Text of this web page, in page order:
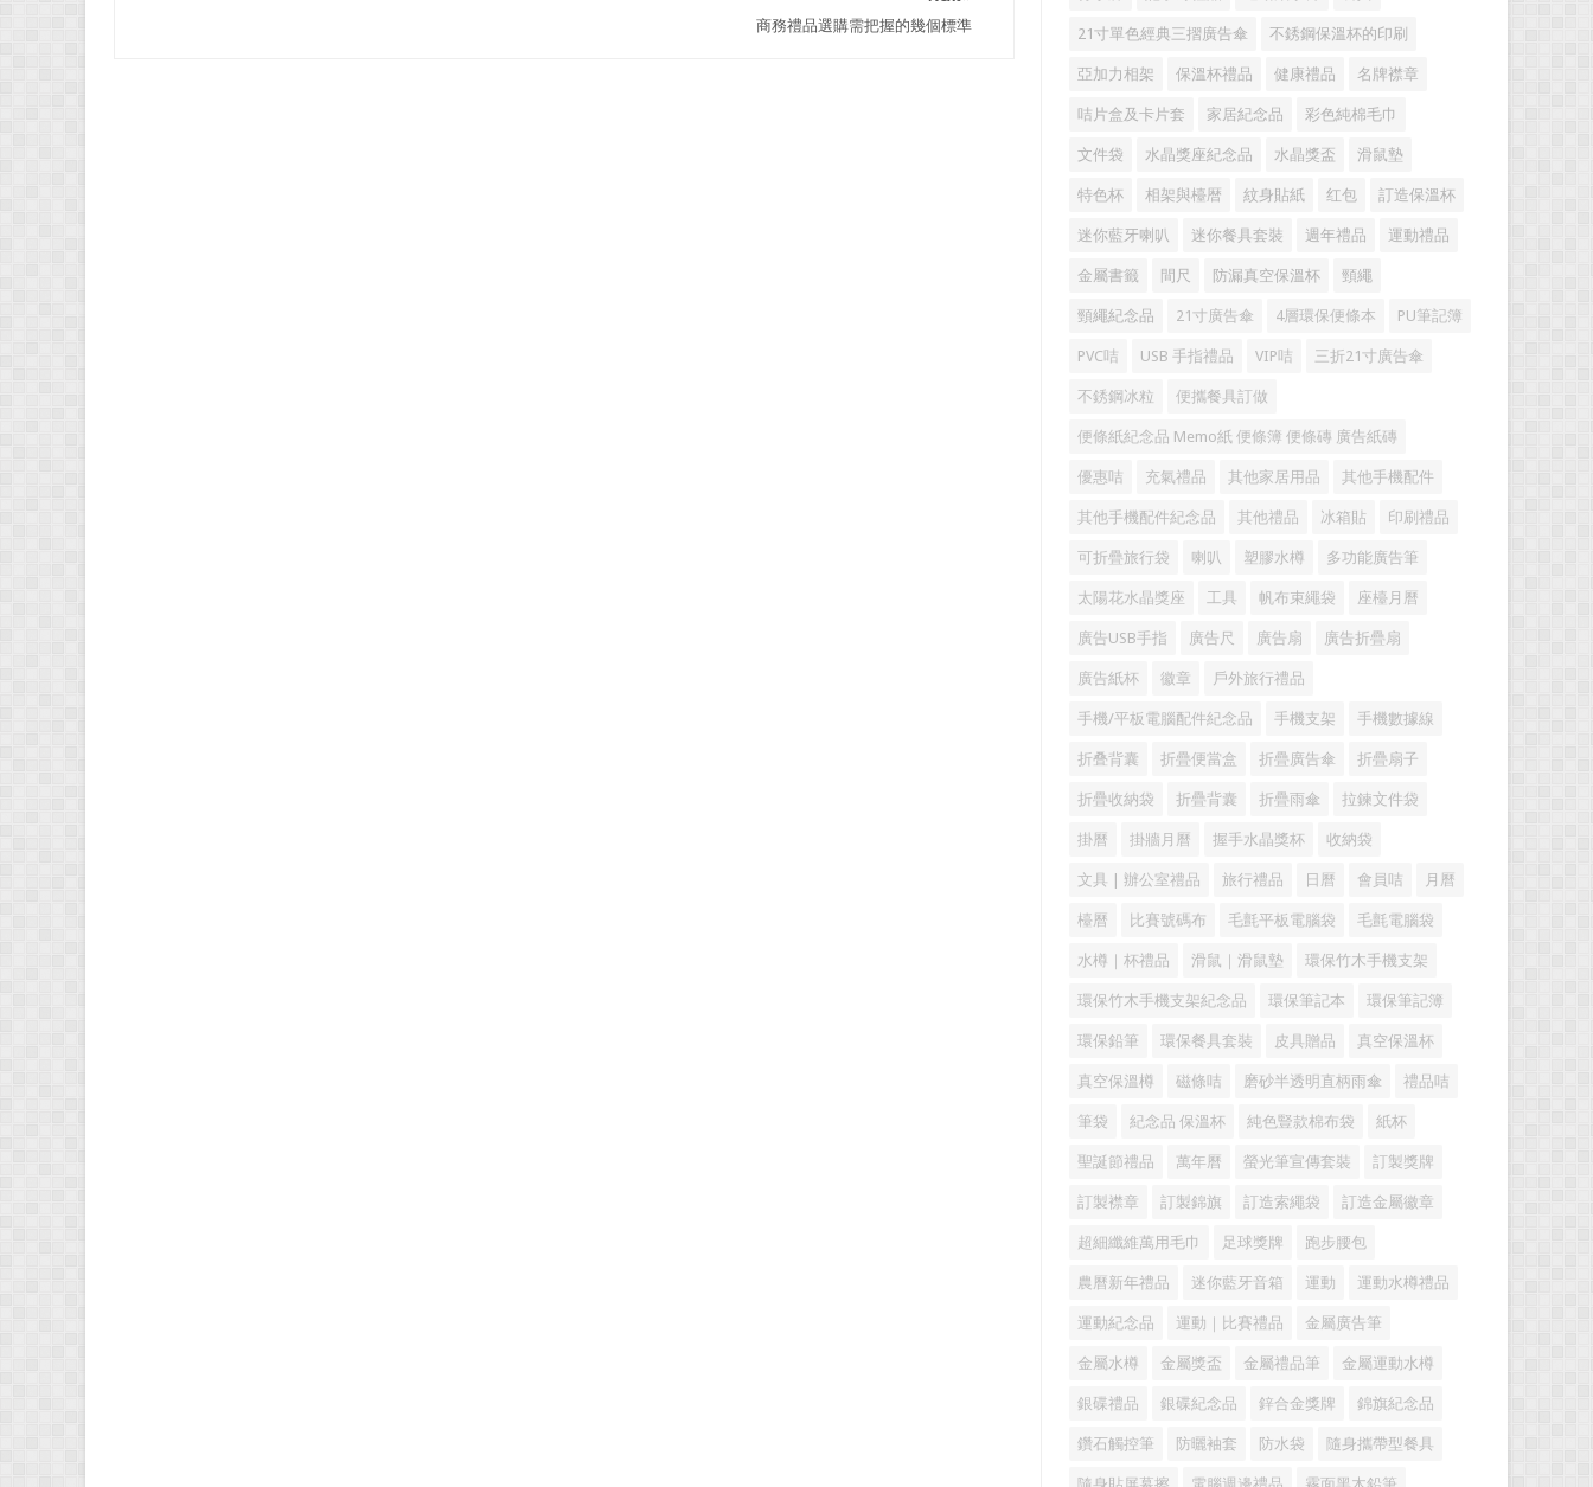
商務禮品選購需把握的幾個標準
21寸單色經典三摺廣告傘 不銹鋼保溫杯的印刷
亞加力相架 保溫杯禮品 健康禮品 名牌襟章
咭片盒及卡片套 家居紀念品 彩色純棉毛巾
文件袋 水晶獎座紀念品 水晶獎盃 滑鼠墊
特色杯 相架與檯暦 紋身貼紙 红包 訂造保溫杯
迷你藍牙喇叭 迷你餐具套裝 週年禮品 運動禮品
金屬書籤 間尺 防漏真空保溫杯 頸繩
頸繩紀念品 21寸廣告傘 4層環保便條本 PU筆記簿
PVC咭 USB 手指禮品 VIP咭 三折21寸廣告傘
不銹鋼冰粒 便攜餐具訂做
便條紙紀念品 Memo紙 便條簿 便條磚 廣告紙磚
優惠咭 充氣禮品 其他家居用品 其他手機配件
其他手機配件紀念品 其他禮品 冰箱貼 印刷禮品
可折疊旅行袋 喇叭 塑膠水樽 多功能廣告筆
太陽花水晶獎座 工具 帆布束繩袋 座檯月曆
廣告USB手指 廣告尺 廣告扇 廣告折疊扇
廣告紙杯 徽章 戶外旅行禮品
手機/平板電腦配件紀念品 手機支架 手機數據線
折叠背囊 折疊便當盒 折疊廣告傘 折疊扇子
折疊收納袋 折疊背囊 折疊雨傘 拉鍊文件袋
掛曆 掛牆月曆 握手水晶獎杯 收納袋
文具 | 辦公室禮品 旅行禮品 日曆 會員咭 月曆
檯曆 比賽號碼布 毛氈平板電腦袋 毛氈電腦袋
水樽｜杯禮品 滑鼠｜滑鼠墊 環保竹木手機支架
環保竹木手機支架紀念品 環保筆記本 環保筆記簿
環保鉛筆 環保餐具套裝 皮具贈品 真空保溫杯
真空保溫樽 磁條咭 磨砂半透明直柄雨傘 禮品咭
筆袋 紀念品 保溫杯 純色豎款棉布袋 紙杯
聖誕節禮品 萬年曆 螢光筆宣傳套裝 訂製獎牌
訂製襟章 訂製錦旗 訂造索繩袋 訂造金屬徽章
超細纖維萬用毛巾 足球獎牌 跑步腰包
農曆新年禮品 迷你藍牙音箱 運動 運動水樽禮品
運動紀念品 運動｜比賽禮品 金屬廣告筆
金屬水樽 金屬獎盃 金屬禮品筆 金屬運動水樽
銀碟禮品 銀碟紀念品 鋅合金獎牌 錦旗紀念品
鑽石觸控筆 防曬袖套 防水袋 隨身攜帶型餐具